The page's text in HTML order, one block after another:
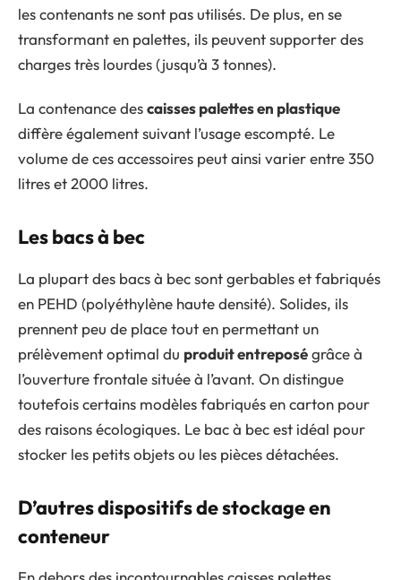
les contenants ne sont pas utilisés. De plus, en se
transformant en palettes, ils peuvent supporter des
charges très lourdes (jusqu’à 3 tonnes).
La contenance descaisses palettes en plastique
diffère également suivant l’usage escompté. Le
volume de ces accessoires peut ainsi varier entre 350
litres et 2000 litres.
Les bacs à bec
La plupart des bacs à bec sont gerbables et fabriqués
en PEHD (polyéthylène haute densité). Solides, ils
prennent peu de place tout en permettant un
prélèvement optimal du produit entreposégrâce à
l’ouverture frontale située à l’avant. On distingue
toutefois certains modèles fabriqués en carton pour
des raisons écologiques. Le bac à bec est idéal pour
stocker les petits objets ou les pièces détachées.
D’autres dispositifs de stockage en
conteneur